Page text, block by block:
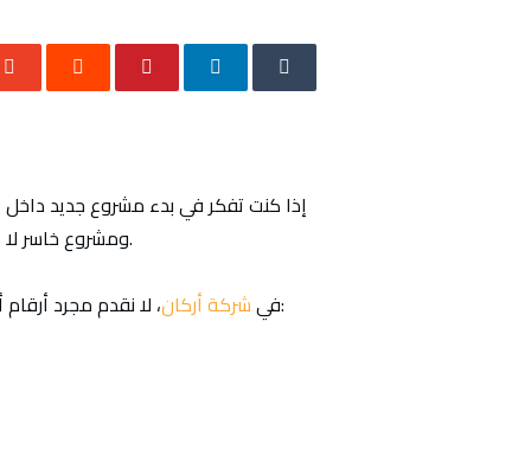
إذا كنت تفكر في بدء مشروع جديد
ومشروع خاسر لا يبدأ بعد التشغيل… بل يبدأ من إعداد دراسة الجدوى الاحترافية.
فيشركة أركان ، لا نقدم مجرد أرقام أو تقارير نظرية، بل نقدم تحليلًا استثماريًا متكاملًا يساعدك على: